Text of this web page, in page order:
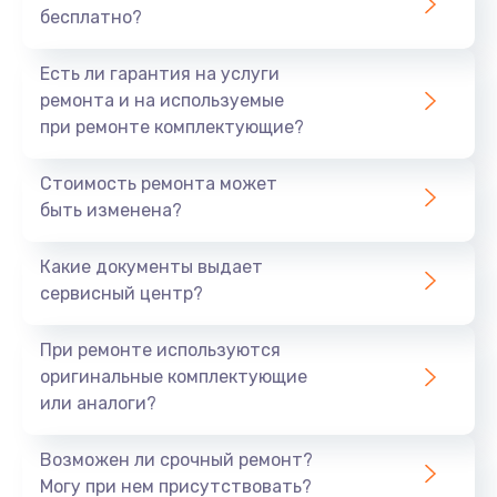
Заказать
Не заряжается
Восстановление после попадания влаги
Заказать
бесплатно?
Есть ли гарантия на услуги
ремонта и на используемые
при ремонте комплектующие?
Стоимость ремонта может
быть изменена?
Какие документы выдает
сервисный центр?
При ремонте используются
оригинальные комплектующие
или аналоги?
Возможен ли срочный ремонт?
Могу при нем присутствовать?